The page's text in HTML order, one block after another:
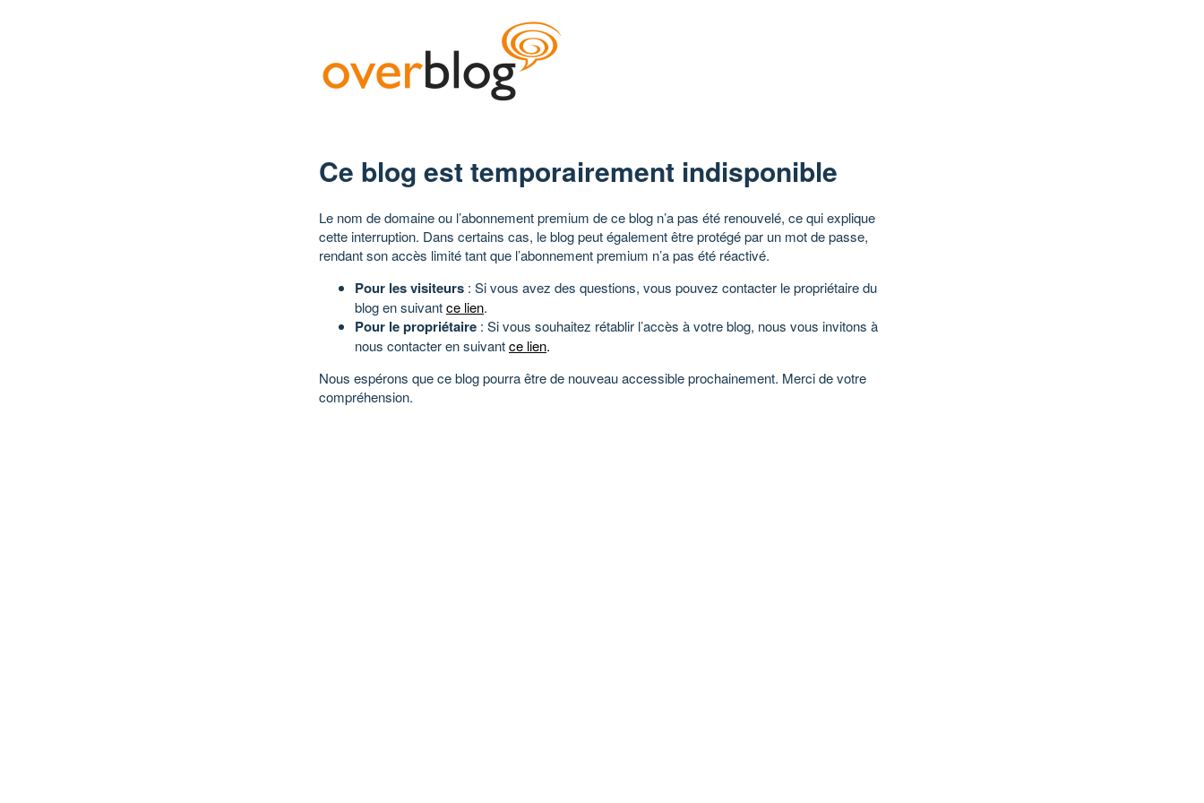
Ce blog est temporairement indisponible
Le nom de domaine ou l’abonnement premium de ce blog n’a pas été renouvelé, ce qui explique
cette interruption. Dans certains cas, le blog peut également être protégé par un mot de passe,
rendant son accès limité tant que l’abonnement premium n’a pas été réactivé.
Pour les visiteurs : Si vous avez des questions, vous pouvez contacter le propriétaire du
blog en suivantce lien.
Pour le propriétaire : Si vous souhaitez rétablir l’accès à votre blog, nous vous invitons à
nous contacter en suivantce lien.
Nous espérons que ce blog pourra être de nouveau accessible prochainement. Merci de votre
compréhension.